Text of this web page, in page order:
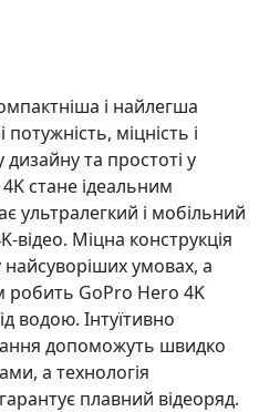
і найлегша
міцність і
та простоті у
стане ідеальним
ультралегкий і мобільний
відео. Міцна конструкція
найсуворіших умовах, а
робить GoPro Hero 4K
водою. Інтуїтивно
допоможуть швидко
а технологія
плавний відеоряд.